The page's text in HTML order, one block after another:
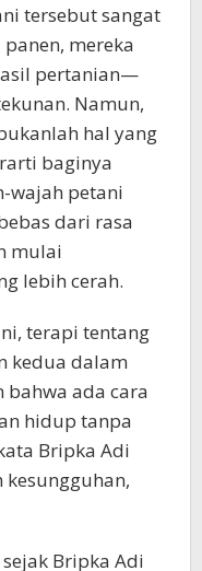
tersebut sangat
mereka
pertanian—
Namun,
hal yang
baginya
wajah petani
dari rasa
mulai
lebih cerah.
terapi tentang
kedua dalam
ada cara
hidup tanpa
Bripka Adi
kesungguhan,
Bripka Adi